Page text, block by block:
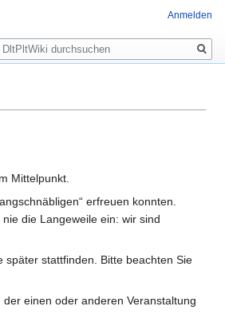
Mittelpunkt.
erfreuen konnten.
die Langeweile ein: wir sind
stattfinden. Bitte beachten Sie
einen oder anderen Veranstaltung
Anmelden